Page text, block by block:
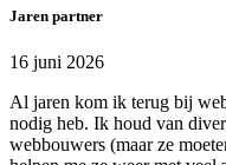
Jaren partner
16 juni 2026
Al jaren kom ik terug bij
nodig heb. Ik houd van
webbouwers (maar ze